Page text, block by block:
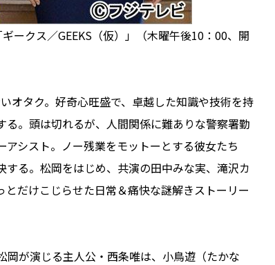
ークス／GEEKS（仮）」（木曜午後10：00、開
オタク。好奇心旺盛で、卓越した知識や技術を持
。頭は切れるが、人間関係に難ありな警察署勤
シスト。ノー残業をモットーとする彼女たち
る。松岡をはじめ、共演の田中みな実、滝沢カ
だけこじらせた日常＆痛快な謎解きストーリー
が演じる主人公・西条唯は、小鳥遊（たかな